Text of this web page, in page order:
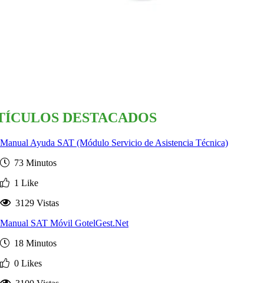
DESTACADOS
Manual Ayuda SAT (Módulo Servicio de Asistencia Técnica)
73 Minutos
1 Like
3129 Vistas
Manual SAT Móvil GotelGest.Net
18 Minutos
0 Likes